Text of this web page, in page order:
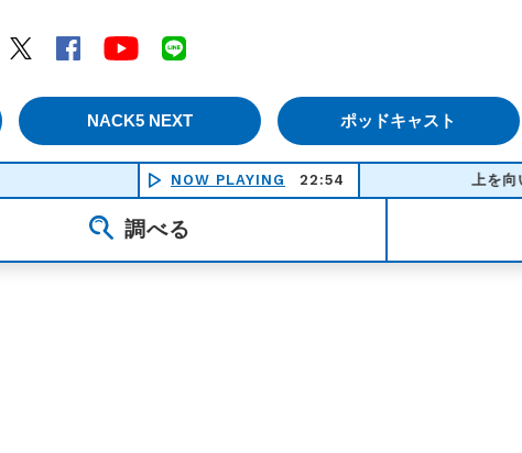
Twitter
Facebook YouTube
NACK5 NEXT ポッドキャスト
NOW PLAYING 22:54 上を向いて
調べる